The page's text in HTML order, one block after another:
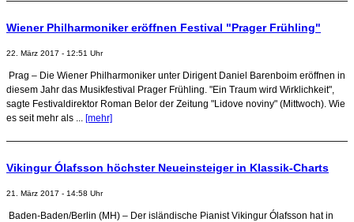
Wiener Philharmoniker eröffnen Festival "Prager Frühling"
22. März 2017 - 12:51 Uhr
Prag – Die Wiener Philharmoniker unter Dirigent Daniel Barenboim eröffnen in
diesem Jahr das Musikfestival Prager Frühling. "Ein Traum wird Wirklichkeit",
sagte Festivaldirektor Roman Belor der Zeitung "Lidove noviny" (Mittwoch). Wie
es seit mehr als ... [mehr]
Vikingur Ólafsson höchster Neueinsteiger in Klassik-Charts
21. März 2017 - 14:58 Uhr
Baden-Baden/Berlin (MH) – Der isländische Pianist Vikingur Ólafsson hat in